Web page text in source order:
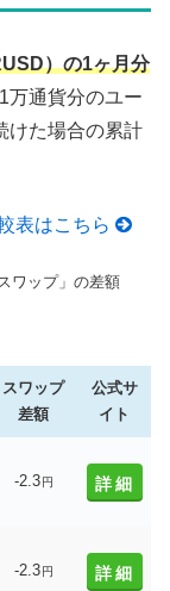
）の1ヶ月分
万通貨分のユー
けた場合の累計
表はこちら
ワップ」の差額
スワップ
差額
公式サ
イト
-2.3 円 詳細
-2.3 円 詳細